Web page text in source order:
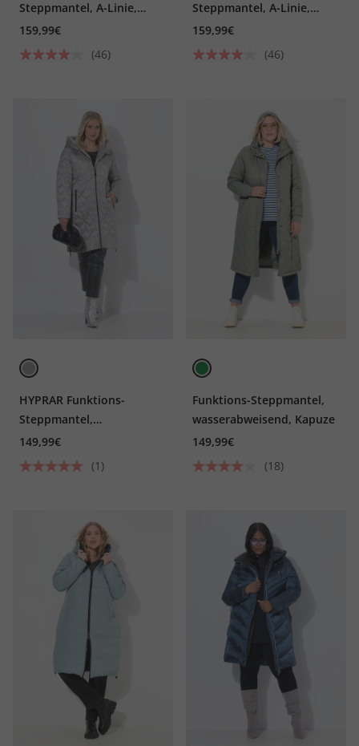
Steppmantel, A-Linie,
wasserabweisend
159,99€
(46)
Steppmantel, A-Linie,
wasserabweisend
159,99€
(46)
HYPRAR Funktions-
Steppmantel,
wasserabweisend, Kapuze
149,99€
(1)
Funktions-Steppmantel,
wasserabweisend, Kapuze
149,99€
(18)